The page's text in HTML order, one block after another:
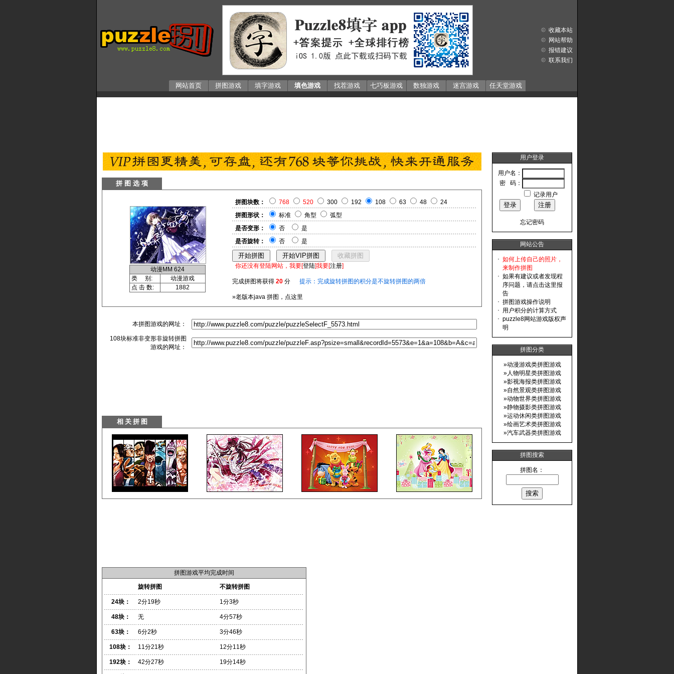
网站首页 拼图游戏 填字游戏 填色游戏 找茬游戏 七巧板游戏 数独游戏 迷宫游戏 任天堂游戏
收藏本站
网站帮助
报错建议
联系我们
拼 图 选 项
动漫MM 624
类 别:
动漫游戏
点 击 数:
1882
拼图块数： 768 520 300 192 108 63 48
24
拼图形状：
标准 角型
弧型
是否变形：
否
是
是否旋转：
否 是
你还没有登陆网站，我要[登陆]我要[注册]
完成拼图将获得 20 分 提示：完成旋转拼图的积分是不旋转拼图的两倍
»老版本java 拼图，点这里
本拼图游戏的网址：
108块标准非变形非旋转拼图
游戏的网址：
拼图游戏平均完成时间
旋转拼图
不旋转拼图
24块： 2分19秒 1分3秒
48块： 无 4分57秒
63块： 6分2秒 3分46秒
108块： 11分21秒 12分11秒
192块： 42分27秒 19分14秒
用户登录
用户名：
密 码：
记录用户
忘记密码
网站公告
· 如何上传自己的照片，
来制作拼图
· 如果有建议或者发现程
序问题，请点击这里报
告
· 拼图游戏操作说明
· 用户积分的计算方式
· puzzle8网站游戏版权声
明
拼图分类
»动漫游戏类拼图游戏
»人物明星类拼图游戏
»影视海报类拼图游戏
»自然景观类拼图游戏
»动物世界类拼图游戏
»静物摄影类拼图游戏
»运动休闲类拼图游戏
»绘画艺术类拼图游戏
»汽车武器类拼图游戏
拼图搜索
拼图名：